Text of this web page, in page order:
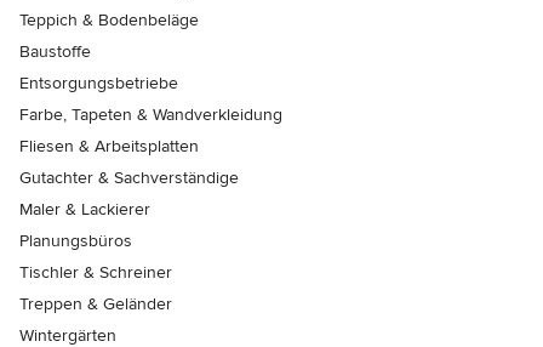
Teppich & Bodenbeläge
Baustoffe
Entsorgungsbetriebe
Farbe, Tapeten & Wandverkleidung
Fliesen & Arbeitsplatten
Gutachter & Sachverständige
Maler & Lackierer
Planungsbüros
Tischler & Schreiner
Treppen & Geländer
Wintergärten